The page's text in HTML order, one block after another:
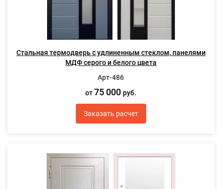
Стальная термодверь с удлиненным стеклом, панелями
МДФ серого и белого цвета
Арт-486
от 75 000руб.
Заказать расчет